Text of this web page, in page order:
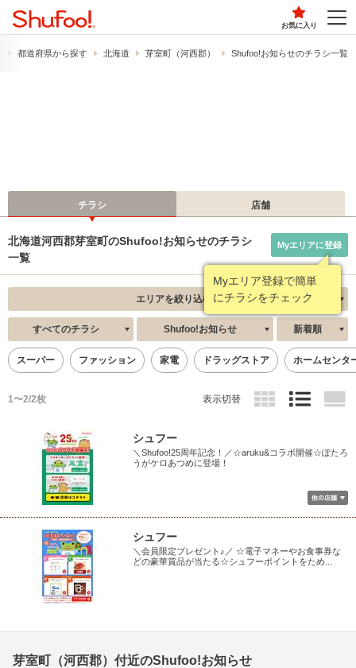
お気に入り
都道府県から探す 北海道 芽室町（河西郡） Shufoo!お知らせのチラシ一覧
チラシ 店舗
北海道河西郡芽室町のShufoo!お知らせのチラシ
一覧
Myエリア登録で簡単
にチラシをチェック
Myエリアに登録
エリアを絞り込む
すべてのチラシ Shufoo!お知らせ 新着順
スーパー ファッション 家電 ドラッグストア ホームセンタ
1〜2/2枚 表示切替
シュフー
＼Shufoo!25周年記念！／☆aruku&コラボ開催☆ぽたろ
うがケロあつめに登場！
シュフー
＼会員限定プレゼント♪／ ☆電子マネーやお食事券な
どの豪華賞品が当たる☆シュフーポイントをため...
芽室町（河西郡）付近のShufoo!お知らせ